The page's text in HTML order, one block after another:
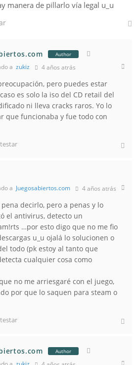
manera de pillarlo vía legal u_u
Author
azukiz 4 años atrás
pero puedes estar
es solo la iso del CD retail del
ni lleva cracks raros. Yo lo
que funcionaba y fue todo con
a Juegosabiertos.com 4 años atrás
decirlo, pero a penas y lo
el antivirus, detecto un
…por esto digo que no me fio
u_u ojalá lo solucionen o
todo (pk estoy al tanto que
cualquier cosa como
no me arriesgaré con el juego,
por que lo saquen para steam o
Author